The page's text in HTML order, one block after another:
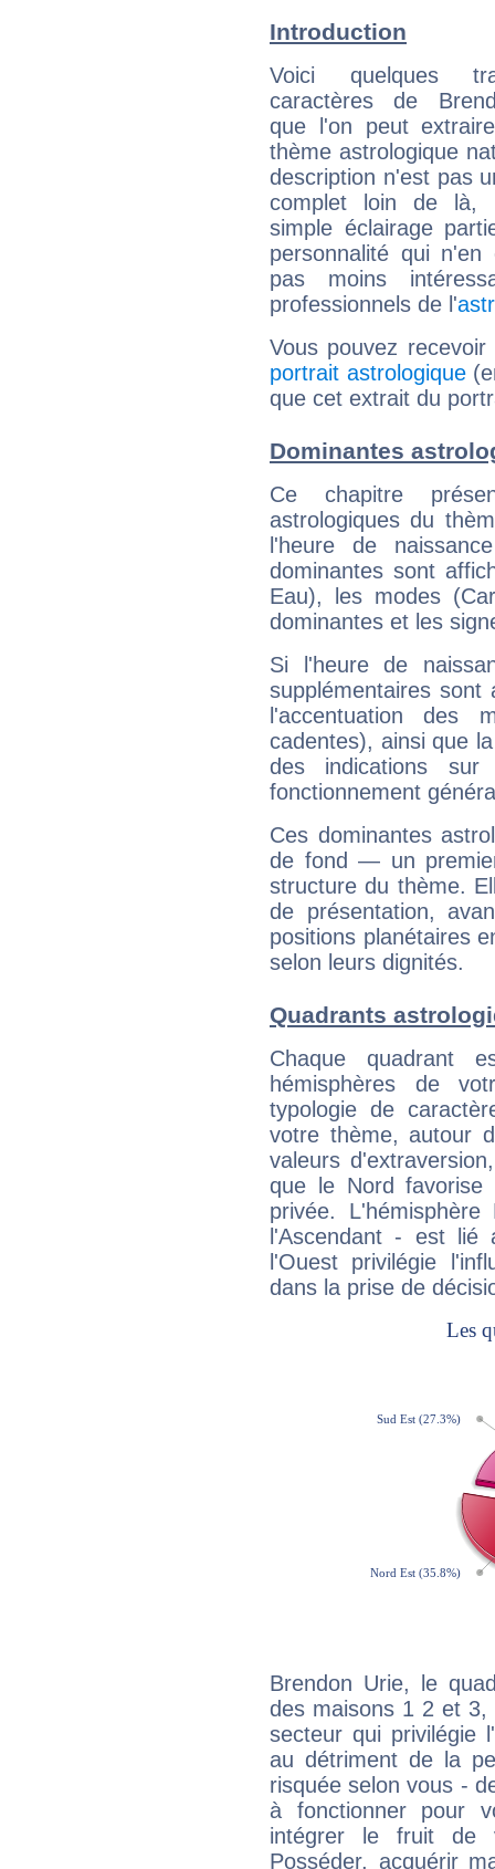
Introduction
Voici quelques
caractères de
que l'on peut
thème astrologique
description n'est pas
complet loin de là,
simple éclairage
personnalité qui n'en
pas moins
professionnels de l'
Vous pouvez
portrait astrologique
que cet extrait du
Dominantes
Ce chapitre
astrologiques du
l'heure de
dominantes sont
Eau), les modes
dominantes et les
Si l'heure de
supplémentaires sont
l'accentuation des
cadentes), ainsi que
des indications sur
fonctionnement
Ces dominantes
de fond — un
structure du thème.
de présentation,
positions planétaires
selon leurs dignités.
Quadrants
Chaque quadrant
hémisphères de
typologie de
votre thème, autour
valeurs
que le Nord favorise
privée.
l'Ascendant - est
l'Ouest privilégie
dans la prise de
Brendon Urie, le
des maisons 1 2 et
secteur qui privilégie
au détriment de la
risquée selon vous -
à fonctionner pour
intégrer le fruit de
Posséder, acquérir